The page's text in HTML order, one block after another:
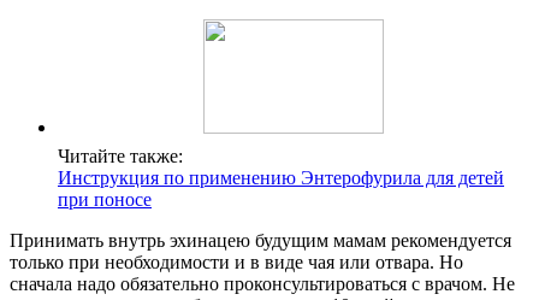
Читайте также:
Инструкция по применению Энтерофурила для детей
при поносе
Принимать внутрь эхинацею будущим мамам рекомендуется
только при необходимости и в виде чая или отвара. Но
сначала надо обязательно проконсультироваться с врачом. Не